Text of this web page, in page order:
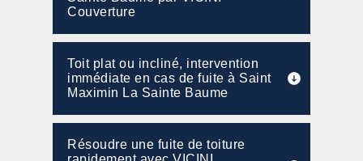
Couverture
Toit plat ou incliné, intervention
immédiate en cas de fuite à Saint
Maximin La Sainte Baume
Résoudre une fuite de toiture